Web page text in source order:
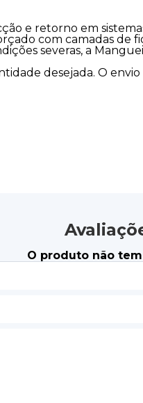
e retorno em
com camadas de
severas, a
desejada. O
O produto não